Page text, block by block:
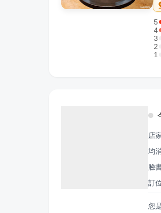
5
5
4
4
3
3
2
2
11
店
均
臉
訂
您